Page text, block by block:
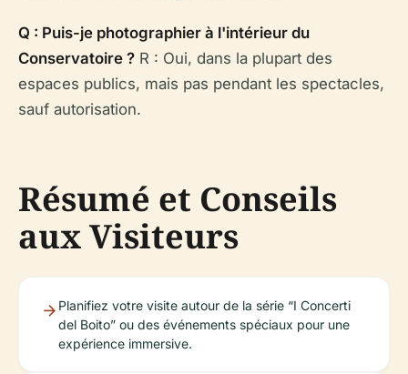
Q : Puis-je photographier à l'intérieur du
Conservatoire ? R : Oui, dans la plupart des
espaces publics, mais pas pendant les spectacles,
sauf autorisation.
Résumé et Conseils
aux Visiteurs
Planifiez votre visite autour de la série “I Concerti
del Boito” ou des événements spéciaux pour une
expérience immersive.